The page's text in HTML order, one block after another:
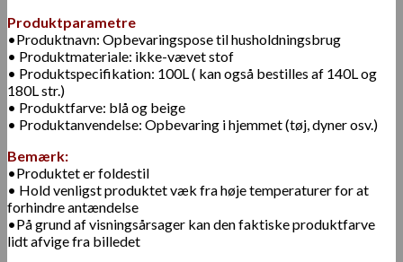
Produktparametre
•Produktnavn: Opbevaringspose til husholdningsbrug
• Produktmateriale: ikke-vævet stof
• Produktspecifikation: 100L ( kan også bestilles af 140L og
180L str.)
• Produktfarve: blå og beige
• Produktanvendelse: Opbevaring i hjemmet (tøj, dyner osv.)
Bemærk:
•Produktet er foldestil
• Hold venligst produktet væk fra høje temperaturer for at
forhindre antændelse
•På grund af visningsårsager kan den faktiske produktfarve
lidt afvige fra billedet